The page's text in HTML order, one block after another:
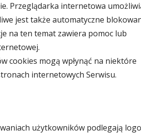
Przeglądarka internetowa
jest także automatyczne
na ten temat zawiera pomoc lub
cookies mogą wpłynąć na niektóre
internetowych Serwisu.
użytkowników podlegają